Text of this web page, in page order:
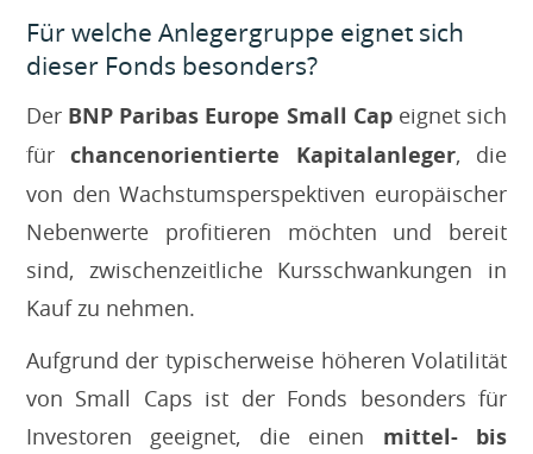
Für welche Anlegergruppe eignet sich
dieser Fonds besonders?
Der BNP Paribas Europe Small Capeignet sich
fürchancenorientierte Kapitalanleger, die
von den Wachstumsperspektiven europäischer
Nebenwerte profitieren möchten und bereit
sind, zwischenzeitliche Kursschwankungen in
Kauf zu nehmen.
Aufgrund der typischerweise höheren Volatilität
von Small Caps ist der Fonds besonders für
Investoren geeignet, die einen mittel- bis